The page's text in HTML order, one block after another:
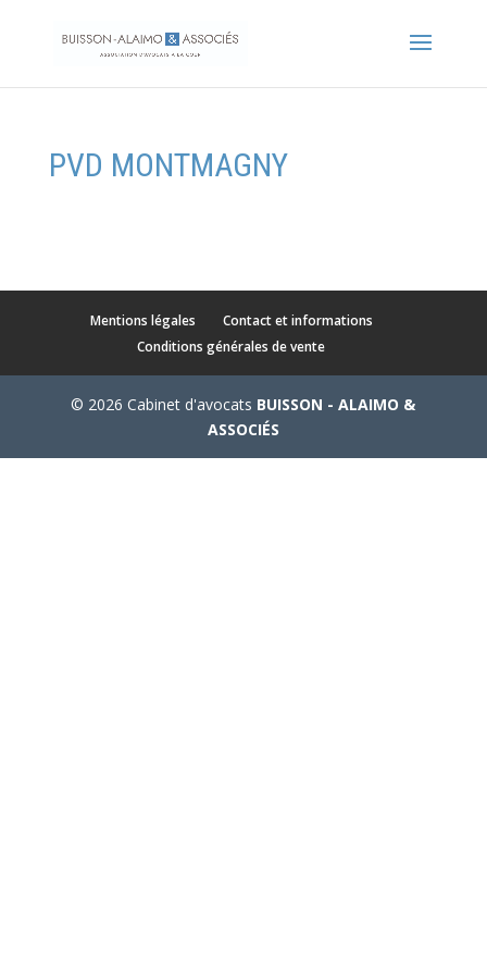
PVD MONTMAGNY
Mentions légales
Contact et informations
Conditions générales de vente
© 2026 Cabinet d'avocats BUISSON - ALAIMO &
ASSOCIÉS